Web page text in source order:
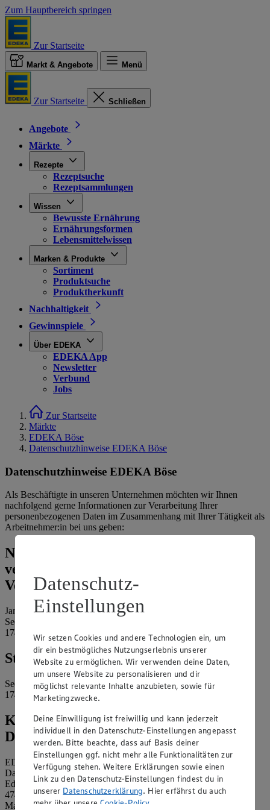
Zum Hauptbereich springen
Zur Startseite
Markt & Angebote Menü
Zur Startseite Schließen
Angebote
Märkte
Rezepte
Rezeptsuche
Rezeptsammlungen
Wissen
Bewusste Ernährung
Ernährungsformen
Lebensmittelwissen
Marken & Produkte
Sortiment
Produktsuche
Produktherkunft
Nachhaltigkeit
Gewinnspiele
Über EDEKA
EDEKA App
Newsletter
Verbund
Jobs
Zur Startseite
Märkte
EDEKA Böse
Datenschutzhinweise EDEKA Böse
Datenschutzhinweise EDEKA Böse
Als Beschäftigte in unseren Unternehmen möchten wir Ihnen
nachfolgend gerne Informationen zur Verarbeitung Ihrer
personenbezogenen Daten im Zusammenhang mit Ihrer Tätigkeit als
Arbeitnehmer:in bei uns geben:
Name und Kontaktdaten der
verantwortlichen Stelle und ggf. deren
Vertretung:
Jannik Böse e.K.
Seestraße 9
17419 Seebad Ahlbeck
Standort des Marktes:
Seestraße 9
17419 Seebad Ahlbeck
Kontaktdaten des betrieblichen
Datenschutzbeauftragten:
EDEKA Nordwest Stiftung & Co. KG
Datenschutzbeauftragter
Edekaplatz 1
47445 Moers
Mail:
nw_datenschutz@edeka.de
Datenschutz-
Einstellungen
Wir setzen Cookies und andere Technologien ein, um
dir ein bestmögliches Nutzungserlebnis unserer
Website zu ermöglichen. Wir verwenden deine Daten,
um unsere Website zu personalisieren und dir
möglichst relevante Inhalte anzubieten, sowie für
Marketingzwecke.
Deine Einwilligung ist freiwillig und kann jederzeit
individuell in den Datenschutz-Einstellungen angepasst
werden. Bitte beachte, dass auf Basis deiner
Einstellungen ggf. nicht mehr alle Funktionalitäten zur
Verfügung stehen. Weitere Erklärungen sowie einen
Link zu den Datenschutz-Einstellungen findest du in
unserer Datenschutzerklärung. Hier erfährst du auch
mehr über unsereCookie-Policy.